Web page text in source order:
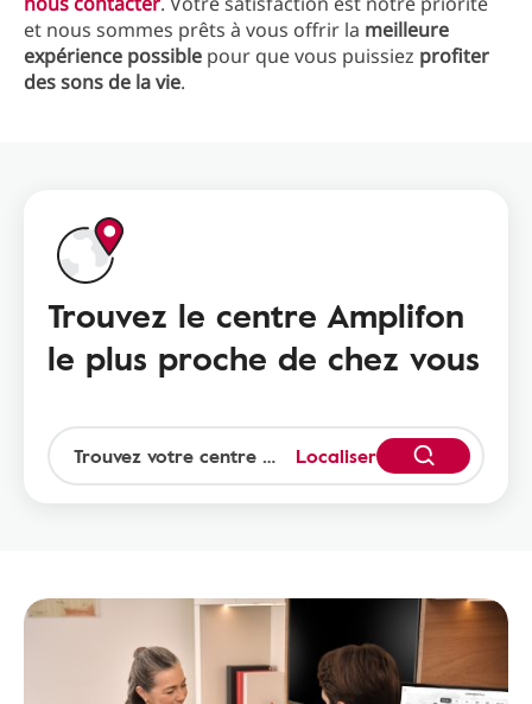
et nous sommes prêts à vous offrir la meilleure
expérience possible pour que vous puissiez profiter
des sons de la vie.
Trouvez le centre Amplifon
le plus proche de chez vous
Localiser